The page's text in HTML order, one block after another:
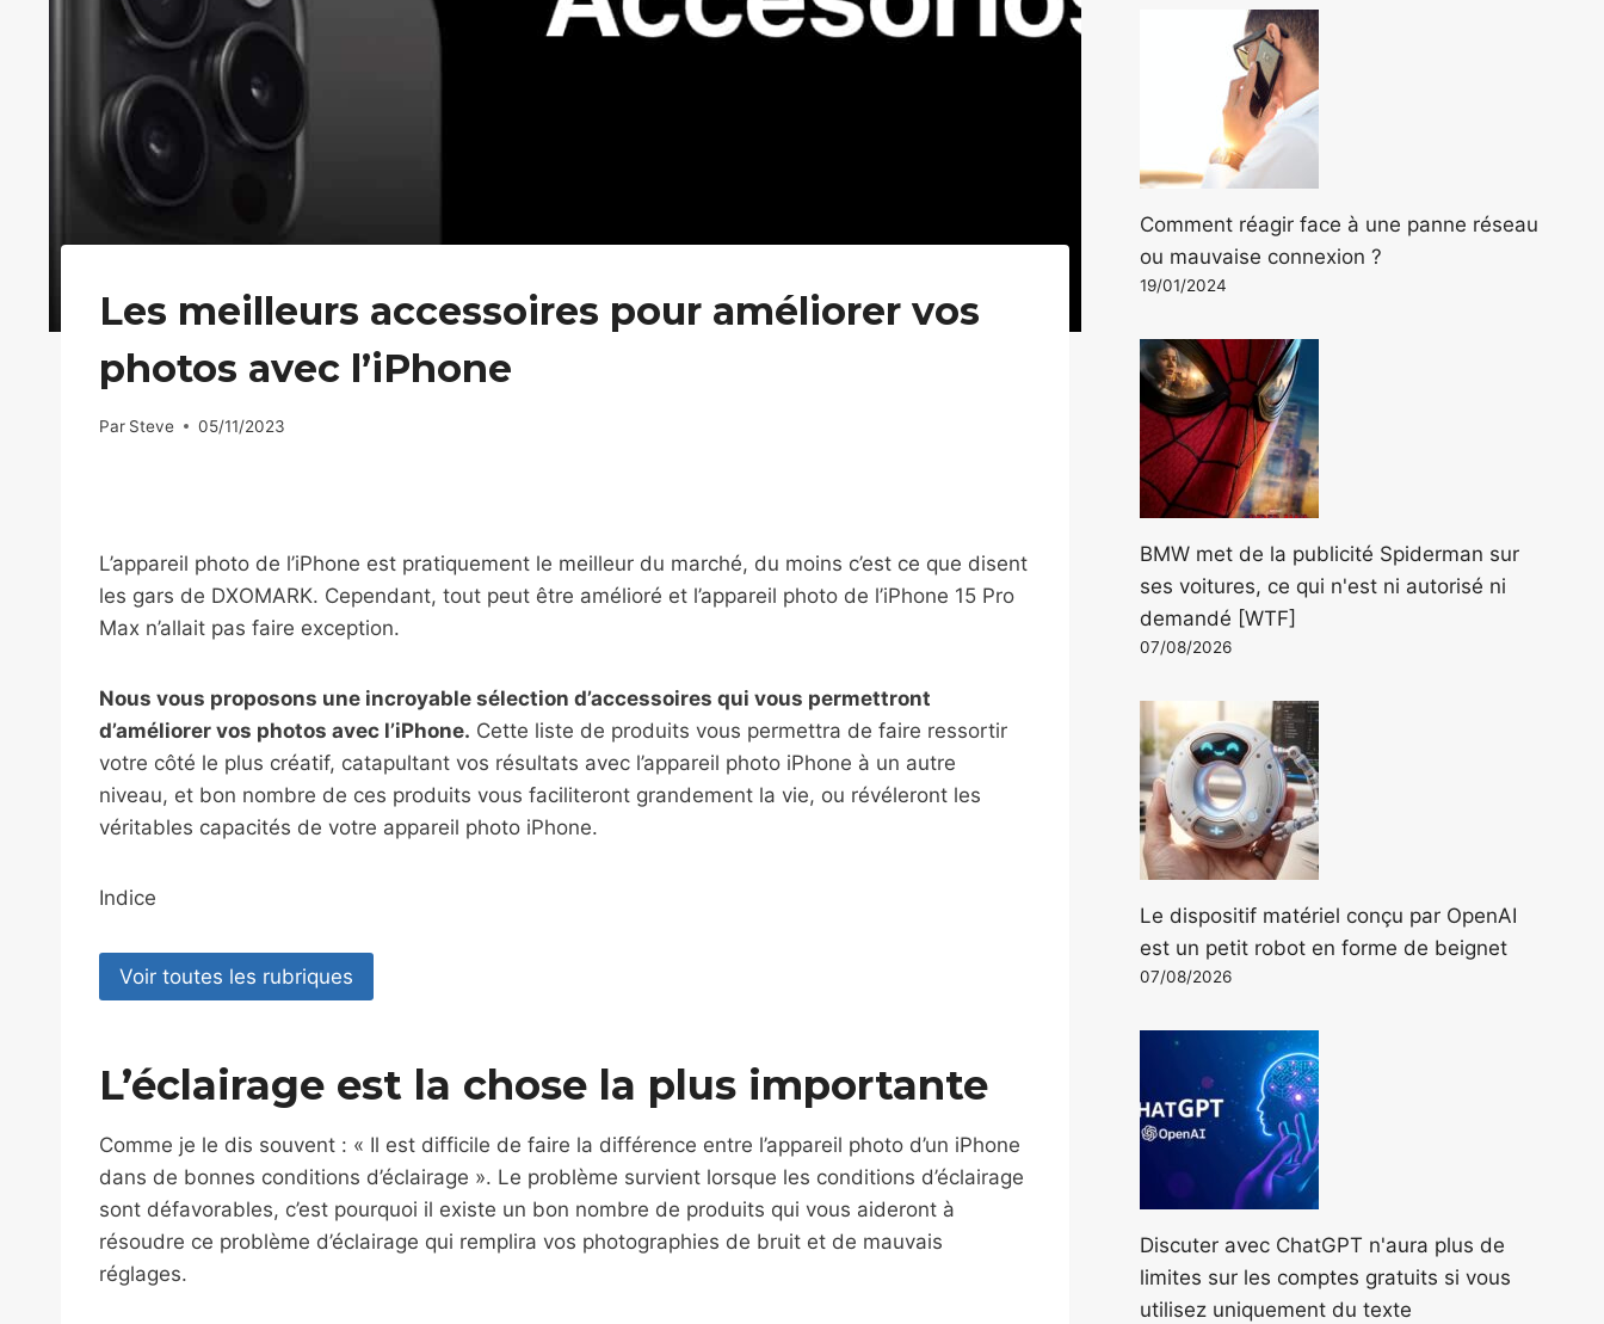
Les meilleurs accessoires pour améliorer vos
photos avec l’iPhone
Par Steve 05/11/2023
L’appareil photo de l’iPhone est pratiquement le meilleur du marché, du moins c’est ce que disent
les gars de DXOMARK. Cependant, tout peut être amélioré et l’appareil photo de l’iPhone 15 Pro
Max n’allait pas faire exception.
Nous vous proposons une incroyable sélection d’accessoires qui vous permettront
d’améliorer vos photos avec l’iPhone. Cette liste de produits vous permettra de faire ressortir
votre côté le plus créatif, catapultant vos résultats avec l’appareil photo iPhone à un autre
niveau, et bon nombre de ces produits vous faciliteront grandement la vie, ou révéleront les
véritables capacités de votre appareil photo iPhone.
Indice
Voir toutes les rubriques
L’éclairage est la chose la plus importante
Comme je le dis souvent : « Il est difficile de faire la différence entre l’appareil photo d’un iPhone
dans de bonnes conditions d’éclairage ». Le problème survient lorsque les conditions d’éclairage
sont défavorables, c’est pourquoi il existe un bon nombre de produits qui vous aideront à
résoudre ce problème d’éclairage qui remplira vos photographies de bruit et de mauvais
réglages.
Comment réagir face à une panne réseau
ou mauvaise connexion ?
19/01/2024
BMW met de la publicité Spiderman sur
ses voitures, ce qui n'est ni autorisé ni
demandé [WTF]
07/08/2026
Le dispositif matériel conçu par OpenAI
est un petit robot en forme de beignet
07/08/2026
Discuter avec ChatGPT n'aura plus de
limites sur les comptes gratuits si vous
utilisez uniquement du texte